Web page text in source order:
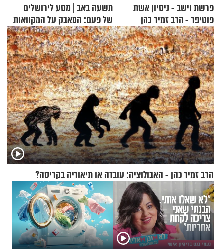
פרשת וישב - ניסיון אשת
פוטיפר - הרב זמיר כהן
תשעה באב | מסע לירושלים
של פעם: המאבק על המקוואות
הרב זמיר כהן - האבולוציה: עובדה או תיאוריה בקריסה?